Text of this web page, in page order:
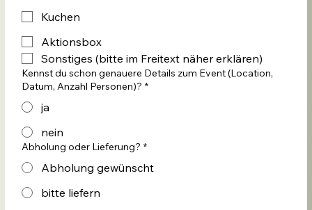
Kuchen
Aktionsbox
Sonstiges (bitte im Freitext näher erklären)
Kennst du schon genauere Details zum Event (Location,
Datum, Anzahl Personen)? *
ja
nein
Abholung oder Lieferung? *
Abholung gewünscht
bitte liefern